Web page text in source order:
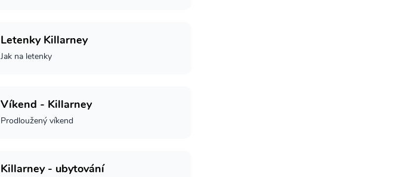
Letenky Killarney
Jak na letenky
Víkend - Killarney
Prodloužený víkend
Killarney - ubytování